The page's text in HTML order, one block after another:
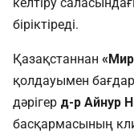
біріктіреді.
Қазақстаннан
қолдауымен
дәрігер д-р Айнур
басқармасының